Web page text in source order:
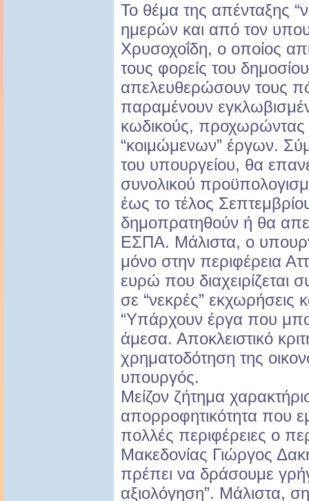
Το θέμα της απένταξης
ημερών και από τον
Χρυσοχοΐδη, ο οποίος
τους φορείς του
απελευθερώσουν τους
παραμένουν
κωδικούς,
“κοιμώμενων” έργων.
του υπουργείου, θα
συνολικού
έως το τέλος
δημοπρατηθούν ή θα
ΕΣΠΑ. Μάλιστα, ο
μόνο στην περιφέρεια
ευρώ που διαχειρίζεται
σε “νεκρές” εκχωρήσεις
“Υπάρχουν έργα που
άμεσα. Αποκλειστικό
χρηματοδότηση της
υπουργός.
Μείζον ζήτημα
απορροφητικότητα που
πολλές περιφέρειες ο
Μακεδονίας Γιώργος
πρέπει να δράσουμε
αξιολόγηση”. Μάλιστα,